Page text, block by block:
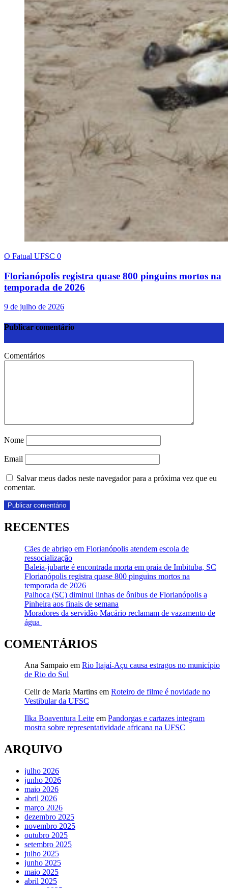
O Fatual UFSC 0
Florianópolis registra quase 800 pinguins mortos na
temporada de 2026
9 de julho de 2026
Publicar comentário
Comentários
Nome
Email
Salvar meus dados neste navegador para a próxima vez que eu
comentar.
RECENTES
Cães de abrigo em Florianópolis atendem escola de
ressocialização
Baleia-jubarte é encontrada morta em praia de Imbituba, SC
Florianópolis registra quase 800 pinguins mortos na
temporada de 2026
Palhoça (SC) diminui linhas de ônibus de Florianópolis a
Pinheira aos finais de semana
Moradores da servidão Macário reclamam de vazamento de
água
COMENTÁRIOS
Ana Sampaio em Rio Itajaí-Açu causa estragos no município
de Rio do Sul
Celir de Maria Martins em Roteiro de filme é novidade no
Vestibular da UFSC
Ilka Boaventura Leite em Pandorgas e cartazes integram
mostra sobre representatividade africana na UFSC
ARQUIVO
julho 2026
junho 2026
maio 2026
abril 2026
março 2026
dezembro 2025
novembro 2025
outubro 2025
setembro 2025
julho 2025
junho 2025
maio 2025
abril 2025